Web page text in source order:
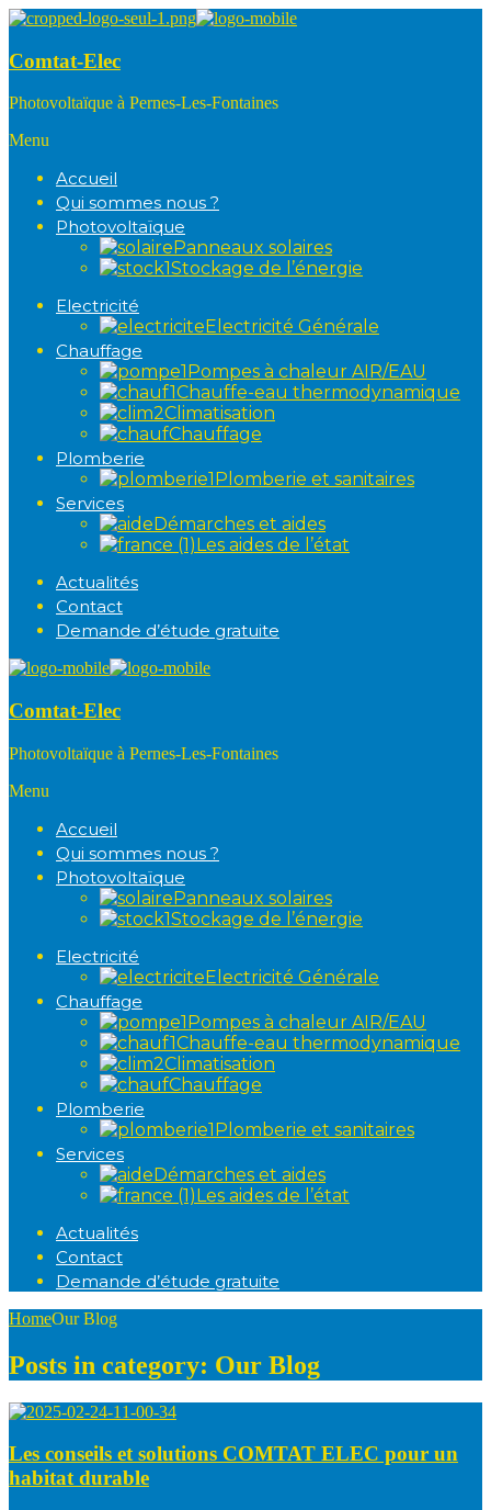
Comtat-Elec
Photovoltaïque à Pernes-Les-Fontaines
Menu
Accueil
Qui sommes nous ?
Photovoltaïque
Panneaux solaires
Stockage de l’énergie
Electricité
Electricité Générale
Chauffage
Pompes à chaleur AIR/EAU
Chauffe-eau thermodynamique
Climatisation
Chauffage
Plomberie
Plomberie et sanitaires
Services
Démarches et aides
Les aides de l’état
Actualités
Contact
Demande d’étude gratuite
Comtat-Elec
Photovoltaïque à Pernes-Les-Fontaines
Menu
Accueil
Qui sommes nous ?
Photovoltaïque
Panneaux solaires
Stockage de l’énergie
Electricité
Electricité Générale
Chauffage
Pompes à chaleur AIR/EAU
Chauffe-eau thermodynamique
Climatisation
Chauffage
Plomberie
Plomberie et sanitaires
Services
Démarches et aides
Les aides de l’état
Actualités
Contact
Demande d’étude gratuite
HomeOur Blog
Posts in category: Our Blog
Les conseils et solutions COMTAT ELEC pour un
habitat durable